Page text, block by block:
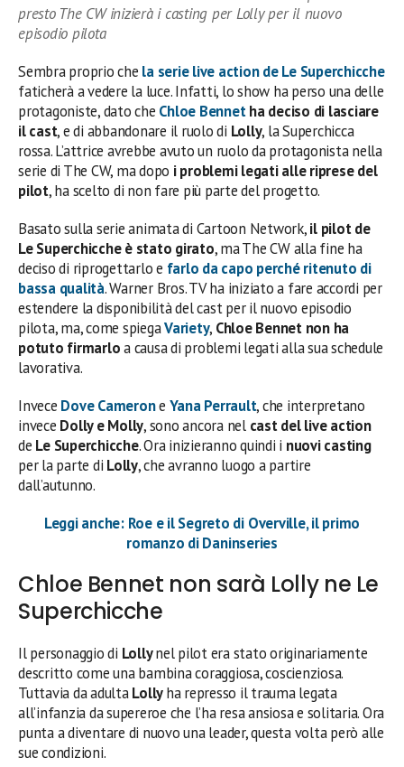
presto The CW inizierà i casting per Lolly per il nuovo
episodio pilota
Sembra proprio che la serie live action de Le Superchicche
faticherà a vedere la luce. Infatti, lo show ha perso una delle
protagoniste, dato che Chloe Bennetha deciso di lasciare
il cast, e di abbandonare il ruolo di Lolly, la Superchicca
rossa. L’attrice avrebbe avuto un ruolo da protagonista nella
serie di The CW, ma dopo i problemi legati alle riprese del
pilot, ha scelto di non fare più parte del progetto.
Basato sulla serie animata di Cartoon Network,il pilot de
Le Superchicche è stato girato, ma The CW alla fine ha
deciso di riprogettarlo e farlo da capo perché ritenuto di
bassa qualità. Warner Bros. TV ha iniziato a fare accordi per
estendere la disponibilità del cast per il nuovo episodio
pilota, ma, come spiegaVariety, Chloe Bennet non ha
potuto firmarloa causa di problemi legati alla sua schedule
lavorativa.
Invece Dove Camerone Yana Perrault, che interpretano
invece Dolly e Molly, sono ancora nel cast del live action
de Le Superchicche. Ora inizieranno quindi i nuovi casting
per la parte di Lolly, che avranno luogo a partire
dall’autunno.
Leggi anche: Roe e il Segreto di Overville, il primo
romanzo di Daninseries
Chloe Bennet non sarà Lolly ne Le
Superchicche
Il personaggio di Lollynel pilot era stato originariamente
descritto come una bambina coraggiosa, coscienziosa.
Tuttavia da adultaLollyha represso il trauma legata
all’infanzia da supereroe che l’ha resa ansiosa e solitaria. Ora
punta a diventare di nuovo una leader, questa volta però alle
sue condizioni.